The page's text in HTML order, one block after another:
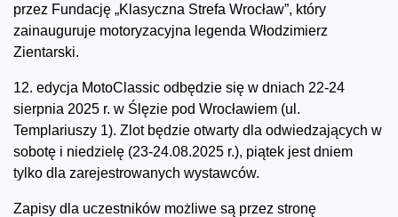
przez Fundację „Klasyczna Strefa Wrocław”, który
zainauguruje motoryzacyjna legenda Włodzimierz
Zientarski.
12. edycja MotoClassic odbędzie się w dniach 22-24
sierpnia 2025 r. w Ślęzie pod Wrocławiem (ul.
Templariuszy 1). Zlot będzie otwarty dla odwiedzających w
sobotę i niedzielę (23-24.08.2025 r.), piątek jest dniem
tylko dla zarejestrowanych wystawców.
Zapisy dla uczestników możliwe są przez stronę